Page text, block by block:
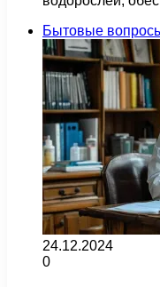
Бытовые
24.12.2024
0